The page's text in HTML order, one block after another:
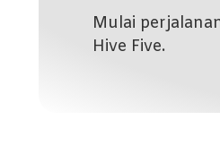
Mulai
Hive Five.